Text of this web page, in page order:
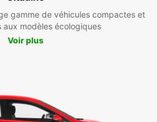
gamme de véhicules compactes et
aux modèles écologiques
Voir plus